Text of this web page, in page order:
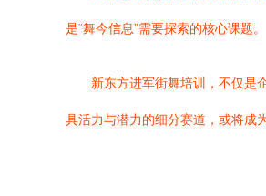
是“舞今信息”需要探索的核心课题。
新东方进军街舞培训，不仅是
具活力与潜力的细分赛道，或将成